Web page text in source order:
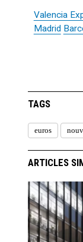
Valencia
Madrid
TAGS
euros
ARTICLES